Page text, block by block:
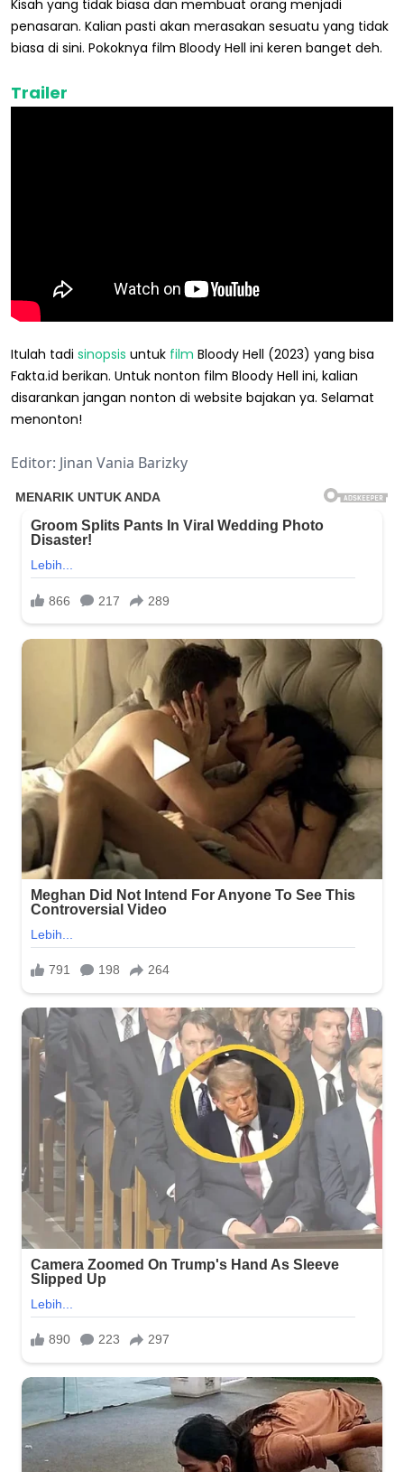
Kisah yang tidak biasa dan membuat orang menjadi
penasaran. Kalian pasti akan merasakan sesuatu yang tidak
biasa di sini. Pokoknya film Bloody Hell ini keren banget deh.
Trailer
Itulah tadi sinopsis untuk film Bloody Hell (2023) yang bisa
Fakta.id berikan. Untuk nonton film Bloody Hell ini, kalian
disarankan jangan nonton di website bajakan ya. Selamat
menonton!
Editor: Jinan Vania Barizky